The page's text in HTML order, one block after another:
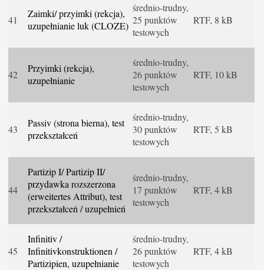
41
Zaimki/ przyimki (rekcja),
uzupełnianie luk (CLOZE)
średnio-trudny,
25 punktów
testowych
RTF, 8 kB
42
Przyimki (rekcja),
uzupełnianie
średnio-trudny,
26 punktów
testowych
RTF, 10 kB
43
Passiv (strona bierna), test
przekształceń
średnio-trudny,
30 punktów
testowych
RTF, 5 kB
44
Partizip I/ Partizip II/
przydawka rozszerzona
(erweitertes Attribut), test
przekształceń / uzupełnień
średnio-trudny,
17 punktów
testowych
RTF, 4 kB
45
Infinitiv /
Infinitivkonstruktionen /
Partizipien, uzupełnianie
średnio-trudny,
26 punktów
testowych
RTF, 4 kB